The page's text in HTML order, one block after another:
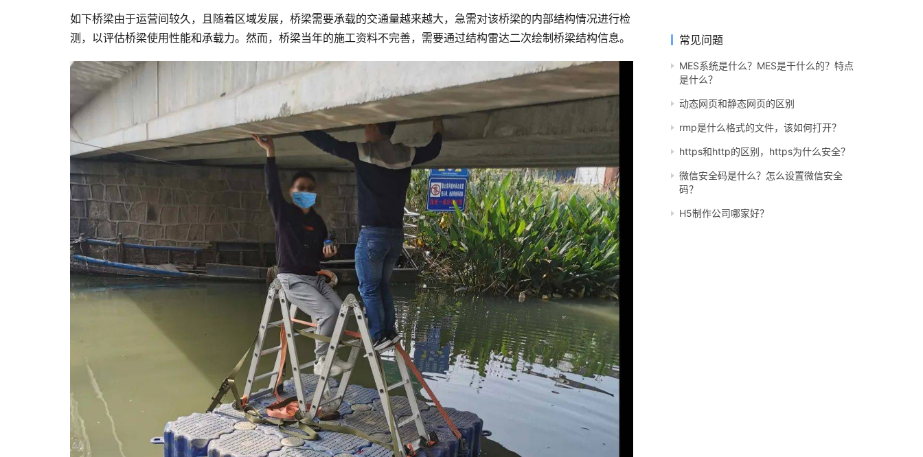
如下桥梁由于运营间较久，且随着区域发展，桥梁需要承载的交通量越来越大，急需对该桥梁的内部结构情况进行检
测，以评估桥梁使用性能和承载力。然而，桥梁当年的施工资料不完善，需要通过结构雷达二次绘制桥梁结构信息。
常见问题
MES系统是什么？MES是干什么的？特点
是什么？
动态网页和静态网页的区别
rmp是什么格式的文件，该如何打开？
https和http的区别，https为什么安全？
微信安全码是什么？怎么设置微信安全
码？
H5制作公司哪家好？